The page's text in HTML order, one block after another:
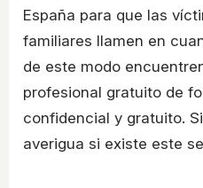
España para que las
familiares llamen en
de este modo
profesional gratuito de
confidencial y gratuito.
averigua si existe este